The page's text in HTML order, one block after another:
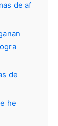
de af
de
he